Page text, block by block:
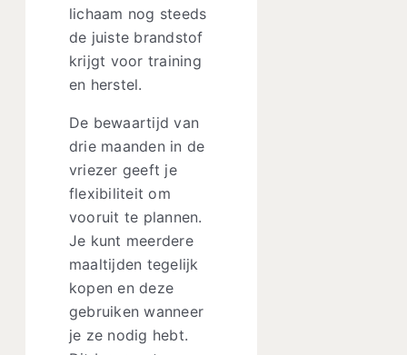
lichaam nog steeds
de juiste brandstof
krijgt voor training
en herstel.
De bewaartijd van
drie maanden in de
vriezer geeft je
flexibiliteit om
vooruit te plannen.
Je kunt meerdere
maaltijden tegelijk
kopen en deze
gebruiken wanneer
je ze nodig hebt.